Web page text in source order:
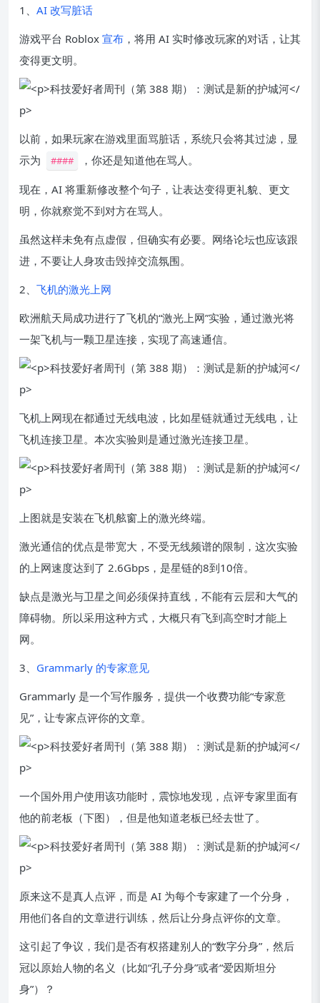
1、 AI 改写脏话
游戏平台 Roblox 宣布 ，将用 AI 实时修改玩家的对话，让其
变得更文明。
以前，如果玩家在游戏里面骂脏话，系统只会将其过滤，显
示为
#### ，你还是知道他在骂人。
现在，AI 将重新修改整个句子，让表达变得更礼貌、更文
明，你就察觉不到对方在骂人。
虽然这样未免有点虚假，但确实有必要。网络论坛也应该跟
进，不要让人身攻击毁掉交流氛围。
2、 飞机的激光上网
欧洲航天局成功进行了飞机的“激光上网”实验，通过激光将
一架飞机与一颗卫星连接，实现了高速通信。
飞机上网现在都通过无线电波，比如星链就通过无线电，让
飞机连接卫星。本次实验则是通过激光连接卫星。
上图就是安装在飞机舷窗上的激光终端。
激光通信的优点是带宽大，不受无线频谱的限制，这次实验
的上网速度达到了 2.6Gbps，是星链的8到10倍。
缺点是激光与卫星之间必须保持直线，不能有云层和大气的
障碍物。所以采用这种方式，大概只有飞到高空时才能上
网。
3、 Grammarly 的专家意见
Grammarly 是一个写作服务，提供一个收费功能“专家意
见”，让专家点评你的文章。
一个国外用户使用该功能时，震惊地发现，点评专家里面有
他的前老板（下图），但是他知道老板已经去世了。
原来这不是真人点评，而是 AI 为每个专家建了一个分身，
用他们各自的文章进行训练，然后让分身点评你的文章。
这引起了争议，我们是否有权搭建别人的“数字分身”，然后
冠以原始人物的名义（比如“孔子分身”或者“爱因斯坦分
身”）？